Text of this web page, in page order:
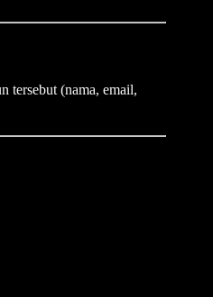
tersebut (nama, email,